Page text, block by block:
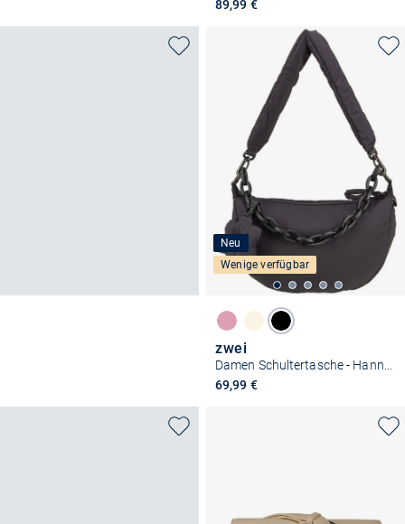
89,99 €
Neu
Wenige verfügbar
zwei
Damen Schultertasche - Hannah HA70
69,99 €